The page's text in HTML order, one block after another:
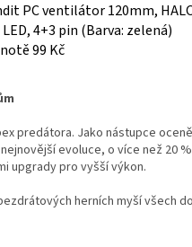
PC ventilátor 120mm,
LED, 4+3 pin (Barva: zelená)
99 Kč
predátora. Jako nástupce
evoluce, o více než 20
upgrady pro vyšší výkon.
herních myší všech